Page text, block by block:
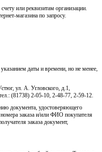
или реквизитам организации.
магазина по запросу.
даты и времени, но не менее,
ул. А. Угловского, д.1,
(81738) 2-05-10, 2-48-77, 2-59-12.
документа, удостоверяющего
заказа и/или ФИО покупателя
заказа документ,